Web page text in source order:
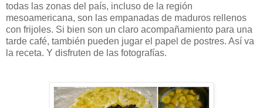
todas las zonas del país, incluso de la región
mesoamericana, son las empanadas de maduros rellenos
con frijoles. Si bien son un claro acompañamiento para una
tarde café, también pueden jugar el papel de postres. Así va
la receta. Y disfruten de las fotografías.